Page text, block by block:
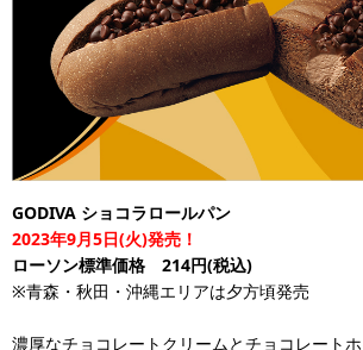
GODIVA ショコラロールパン
2023年9月5日(火)発売！
ローソン標準価格 214円(税込)
※青森・秋田・沖縄エリアは夕方頃発売
濃厚なチョコレートクリームとチョコレート